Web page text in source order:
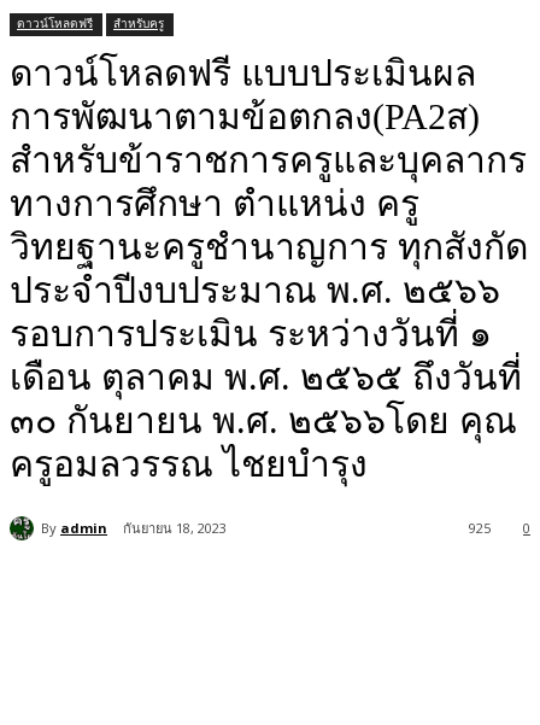
ดาวน์โหลดฟรี สำหรับครู
ดาวน์โหลดฟรี แบบประเมินผล
การพัฒนาตามข้อตกลง(PA2ส)
สำหรับข้าราชการครูและบุคลากร
ทางการศึกษา ตำแหน่ง ครู
วิทยฐานะครูชำนาญการ ทุกสังกัด
ประจำปีงบประมาณ พ.ศ. ๒๕๖๖
รอบการประเมิน ระหว่างวันที่ ๑
เดือน ตุลาคม พ.ศ. ๒๕๖๕ ถึงวันที่
๓๐ กันยายน พ.ศ. ๒๕๖๖โดย คุณ
ครูอมลวรรณ ไชยบำรุง
By admin กันยายน 18, 2023 0
925